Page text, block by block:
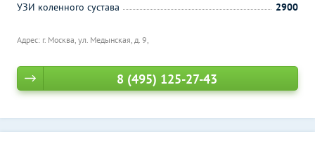
Адрес: г. Москва, ул. Медынская, д. 9,
УЗИ коленного сустава
2900
8 (495) 125-27-43